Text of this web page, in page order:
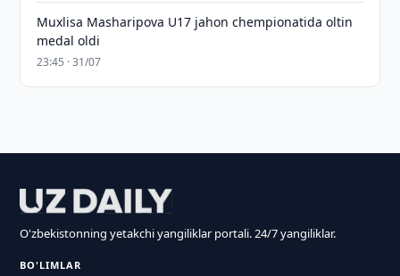
Muxlisa Masharipova U17 jahon chempionatida oltin
medal oldi
23:45 · 31/07
O'zbekistonning yetakchi yangiliklar portali. 24/7 yangiliklar.
BO'LIMLAR